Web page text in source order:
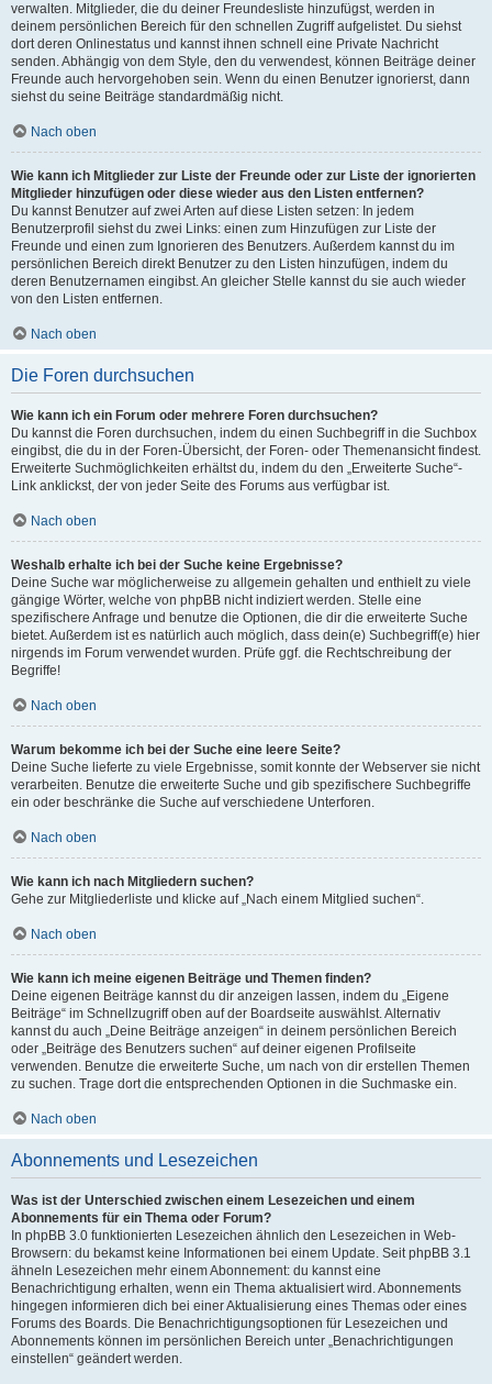
verwalten. Mitglieder, die du deiner Freundesliste hinzufügst, werden in
deinem persönlichen Bereich für den schnellen Zugriff aufgelistet. Du siehst
dort deren Onlinestatus und kannst ihnen schnell eine Private Nachricht
senden. Abhängig von dem Style, den du verwendest, können Beiträge deiner
Freunde auch hervorgehoben sein. Wenn du einen Benutzer ignorierst, dann
siehst du seine Beiträge standardmäßig nicht.
Nach oben
Wie kann ich Mitglieder zur Liste der Freunde oder zur Liste der ignorierten
Mitglieder hinzufügen oder diese wieder aus den Listen entfernen?
Du kannst Benutzer auf zwei Arten auf diese Listen setzen: In jedem
Benutzerprofil siehst du zwei Links: einen zum Hinzufügen zur Liste der
Freunde und einen zum Ignorieren des Benutzers. Außerdem kannst du im
persönlichen Bereich direkt Benutzer zu den Listen hinzufügen, indem du
deren Benutzernamen eingibst. An gleicher Stelle kannst du sie auch wieder
von den Listen entfernen.
Nach oben
Die Foren durchsuchen
Wie kann ich ein Forum oder mehrere Foren durchsuchen?
Du kannst die Foren durchsuchen, indem du einen Suchbegriff in die Suchbox
eingibst, die du in der Foren-Übersicht, der Foren- oder Themenansicht findest.
Erweiterte Suchmöglichkeiten erhältst du, indem du den „Erweiterte Suche“-
Link anklickst, der von jeder Seite des Forums aus verfügbar ist.
Nach oben
Weshalb erhalte ich bei der Suche keine Ergebnisse?
Deine Suche war möglicherweise zu allgemein gehalten und enthielt zu viele
gängige Wörter, welche von phpBB nicht indiziert werden. Stelle eine
spezifischere Anfrage und benutze die Optionen, die dir die erweiterte Suche
bietet. Außerdem ist es natürlich auch möglich, dass dein(e) Suchbegriff(e) hier
nirgends im Forum verwendet wurden. Prüfe ggf. die Rechtschreibung der
Begriffe!
Nach oben
Warum bekomme ich bei der Suche eine leere Seite?
Deine Suche lieferte zu viele Ergebnisse, somit konnte der Webserver sie nicht
verarbeiten. Benutze die erweiterte Suche und gib spezifischere Suchbegriffe
ein oder beschränke die Suche auf verschiedene Unterforen.
Nach oben
Wie kann ich nach Mitgliedern suchen?
Gehe zur Mitgliederliste und klicke auf „Nach einem Mitglied suchen“.
Nach oben
Wie kann ich meine eigenen Beiträge und Themen finden?
Deine eigenen Beiträge kannst du dir anzeigen lassen, indem du „Eigene
Beiträge“ im Schnellzugriff oben auf der Boardseite auswählst. Alternativ
kannst du auch „Deine Beiträge anzeigen“ in deinem persönlichen Bereich
oder „Beiträge des Benutzers suchen“ auf deiner eigenen Profilseite
verwenden. Benutze die erweiterte Suche, um nach von dir erstellen Themen
zu suchen. Trage dort die entsprechenden Optionen in die Suchmaske ein.
Nach oben
Abonnements und Lesezeichen
Was ist der Unterschied zwischen einem Lesezeichen und einem
Abonnements für ein Thema oder Forum?
In phpBB 3.0 funktionierten Lesezeichen ähnlich den Lesezeichen in Web-
Browsern: du bekamst keine Informationen bei einem Update. Seit phpBB 3.1
ähneln Lesezeichen mehr einem Abonnement: du kannst eine
Benachrichtigung erhalten, wenn ein Thema aktualisiert wird. Abonnements
hingegen informieren dich bei einer Aktualisierung eines Themas oder eines
Forums des Boards. Die Benachrichtigungsoptionen für Lesezeichen und
Abonnements können im persönlichen Bereich unter „Benachrichtigungen
einstellen“ geändert werden.